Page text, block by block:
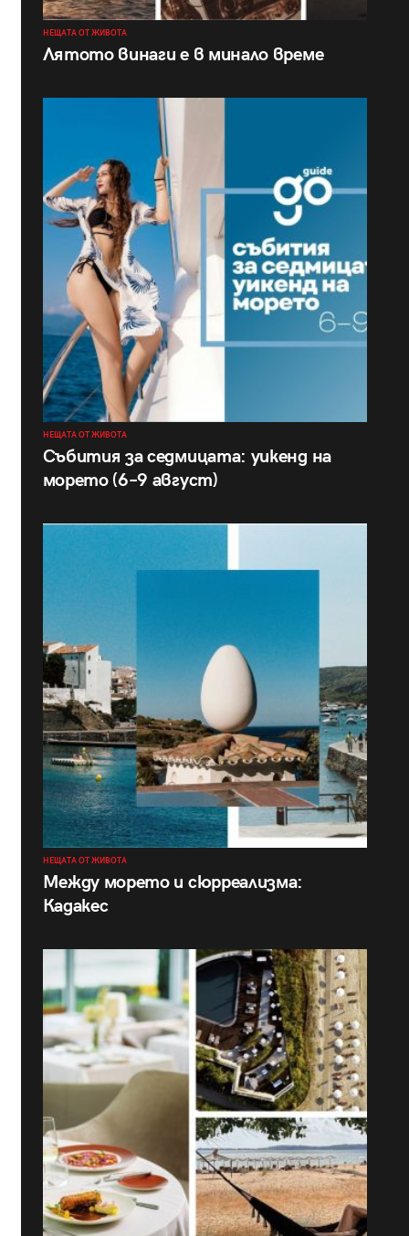
НЕЩАТА ОТ ЖИВОТА
Лятото винаги е в минало време
НЕЩАТА ОТ ЖИВОТА
Събития за седмицата: уикенд на
морето (6–9 август)
НЕЩАТА ОТ ЖИВОТА
Между морето и сюрреализма:
Кадакес